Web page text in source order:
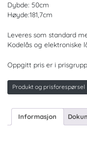
Dybde: 50cm
Høyde:181,7cm
Leveres som standard
Kodelås og elektroniske
Oppgitt pris er i
Produkt og prisforespørsel
Informasjon